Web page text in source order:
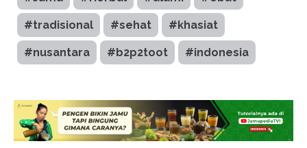
#tradisional #sehat #khasiat
#nusantara #b2p2toot #indonesia